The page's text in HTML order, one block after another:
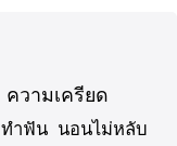
ความเครียด
ทำฟัน นอนไม่หลับ